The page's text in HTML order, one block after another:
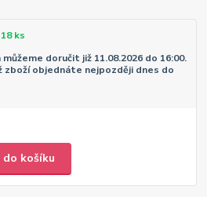
ks
můžeme doručit již 11.08.2026 do 16:00.
zboží objednáte nejpozději dnes do
košíku